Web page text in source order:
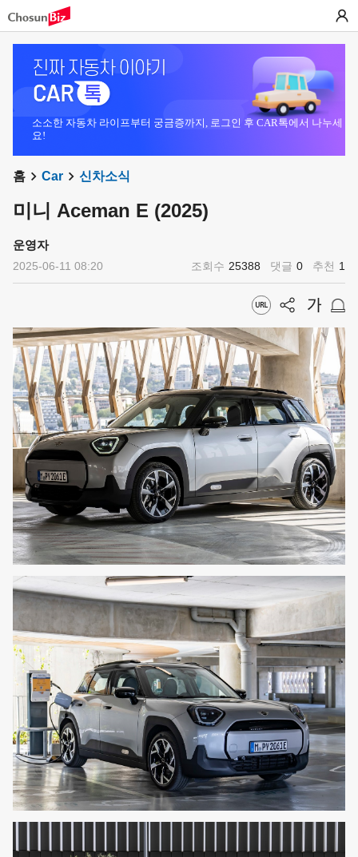
소소한 자동차 라이프부터 궁금증까지, 로그인 후 CAR톡에서 나누세
요!
홈 Car 신차소식
미니 Aceman E (2025)
운영자
2025-06-11 08:20 조회수 25388 댓글 0 추천 1